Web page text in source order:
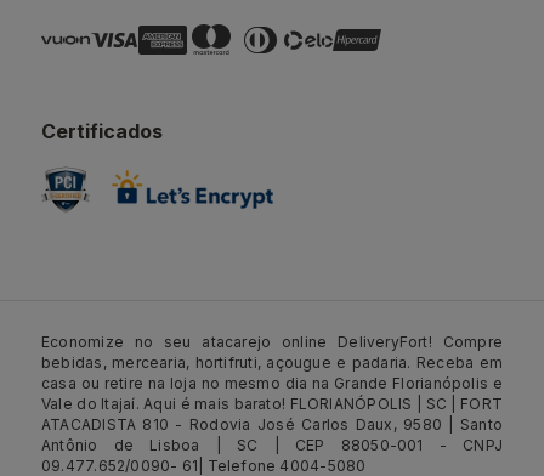
Certificados
Economize no seu atacarejo online DeliveryFort! Compre
bebidas, mercearia, hortifruti, açougue e padaria. Receba em
casa ou retire na loja no mesmo dia na Grande Florianópolis e
Vale do Itajaí. Aqui é mais barato! FLORIANÓPOLIS | SC | FORT
ATACADISTA 810 - Rodovia José Carlos Daux, 9580 | Santo
Antônio de Lisboa | SC | CEP 88050-001 - CNPJ
09.477.652/0090- 61| Telefone 4004-5080